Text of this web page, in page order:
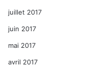
juillet 2017
juin 2017
mai 2017
avril 2017